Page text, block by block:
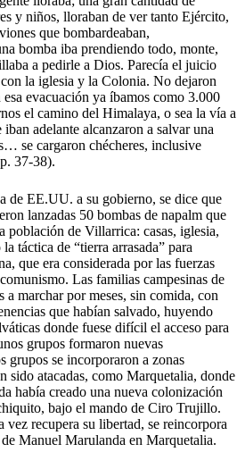
y niños, lloraban de ver tanto Ejército,
que bombardeaban,
bomba iba prendiendo todo, monte,
a pedirle a Dios. Parecía el juicio
la iglesia y la Colonia. No dejaron
esa evacuación ya íbamos como 3.000
el camino del Himalaya, o sea la vía a
adelante alcanzaron a salvar una
se cargaron chécheres, inclusive
37-38).
de EE.UU. a su gobierno, se dice que
lanzadas 50 bombas de napalm que
población de Villarrica: casas, iglesia,
táctica de “tierra arrasada” para
que era considerada por las fuerzas
Las familias campesinas de
marchar por meses, sin comida, con
que habían salvado, huyendo
donde fuese difícil el acceso para
grupos formaron nuevas
grupos se incorporaron a zonas
sido atacadas, como Marquetalia, donde
había creado una nueva colonización
bajo el mando de Ciro Trujillo.
vez recupera su libertad, se reincorpora
Manuel Marulanda en Marquetalia.